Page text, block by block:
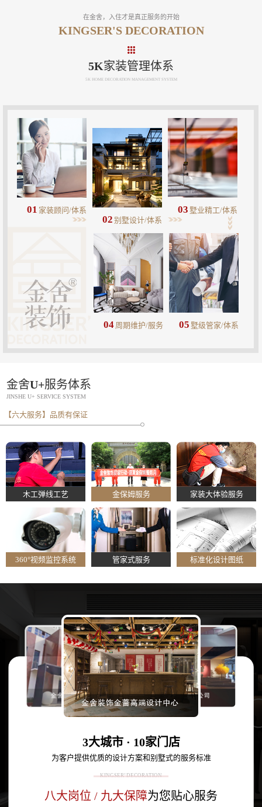
在金舍，入住才是真正服务的开始
KINGSER'S DECORATION
5K家装管理体系
5K HOME DECORATION MANAGEMENT SYSTEM
01 家装顾问/体系
02 别墅设计/体系
03 墅业精工/体系
04 周期维护/服务 05 墅级管家/体系
金舍U+服务体系
JINSHE U+ SERVICE SYSTEM
【六大服务】品质有保证
木工弹线工艺 金保姆服务 家装大体验服务
360°视频监控系统 管家式服务 标准化设计图纸
3大城市 · 10家门店
为客户提供优质的设计方案和别墅式的服务标准
KINGSER’ DECORATION
八大岗位 / 九大保障为您贴心服务